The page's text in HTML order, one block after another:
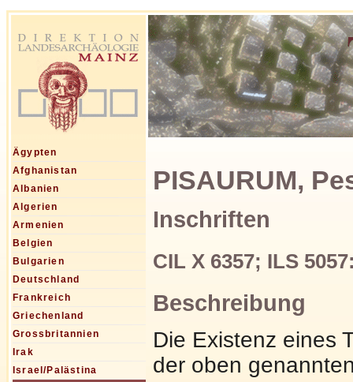
Ägypten
Afghanistan
Albanien
Algerien
Armenien
Belgien
Bulgarien
Deutschland
Frankreich
Griechenland
Grossbritannien
Irak
Israel/Palästina
PISAURUM,
Inschriften
CIL X 6357; ILS
Beschreibung
Die Existenz eines
der oben